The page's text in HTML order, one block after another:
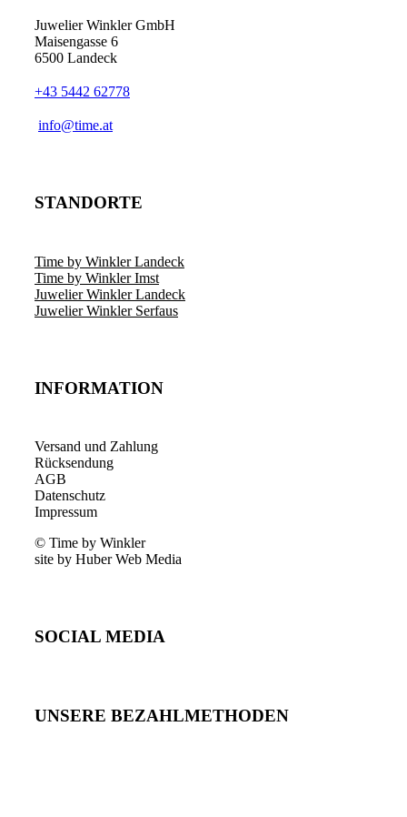
Juwelier Winkler GmbH
Maisengasse 6
6500 Landeck
+43 5442 62778
info@time.at
STANDORTE
Time by Winkler Landeck
Time by Winkler Imst
Juwelier Winkler Landeck
Juwelier Winkler Serfaus
INFORMATION
Versand und Zahlung
Rücksendung
AGB
Datenschutz
Impressum
© Time by Winkler
site by Huber Web Media
SOCIAL MEDIA
UNSERE BEZAHLMETHODEN